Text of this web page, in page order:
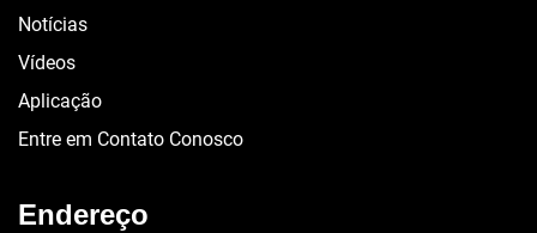
Notícias
Vídeos
Aplicação
Entre em Contato Conosco
Endereço